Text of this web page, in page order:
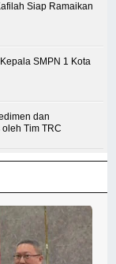
Siap Ramaikan
SMPN 1 Kota
dan
Tim TRC